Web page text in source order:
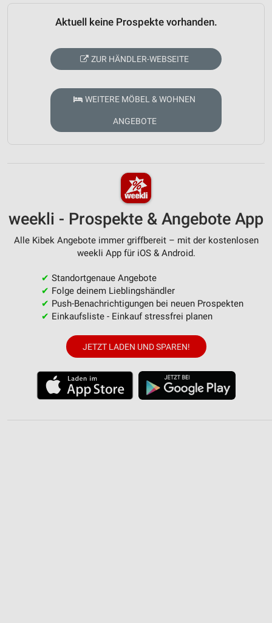
Aktuell keine Prospekte vorhanden.
ZUR HÄNDLER-WEBSEITE
WEITERE MÖBEL & WOHNEN
ANGEBOTE
weekli - Prospekte & Angebote App
Alle Kibek Angebote immer griffbereit – mit der kostenlosen
weekli App für iOS & Android.
✔ Standortgenaue Angebote
✔ Folge deinem Lieblingshändler
✔ Push-Benachrichtigungen bei neuen Prospekten
✔ Einkaufsliste - Einkauf stressfrei planen
JETZT LADEN UND SPAREN!